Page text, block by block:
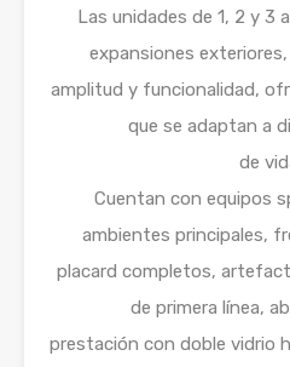
Las unidades de 1, 2 y 3
expansiones
amplitud y funcionalidad,
que se adaptan a
de
Cuentan con equipos
ambientes principales,
placard completos,
de primera línea,
prestación con doble vidrio